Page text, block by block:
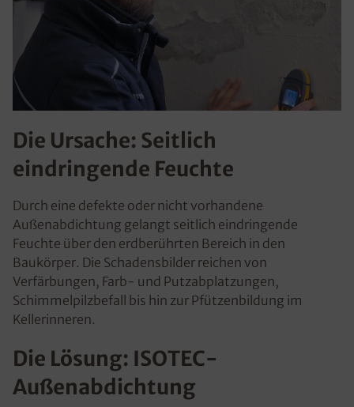
Die Ursache: Seitlich
eindringende Feuchte
Durch eine defekte oder nicht vorhandene
Außenabdichtung gelangt seitlich eindringende
Feuchte über den erdberührten Bereich in den
Baukörper. Die Schadensbilder reichen von
Verfärbungen, Farb- und Putzabplatzungen,
Schimmelpilzbefall bis hin zur Pfützenbildung im
Kellerinneren.
Die Lösung: ISOTEC-
Außenabdichtung